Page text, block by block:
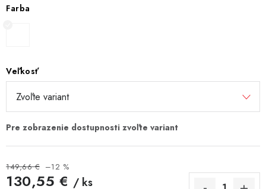
Farba
Veľkosť
149,66 € –12 %
130,55 € / ks